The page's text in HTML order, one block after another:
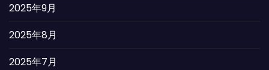
2025年9月
2025年8月
2025年7月